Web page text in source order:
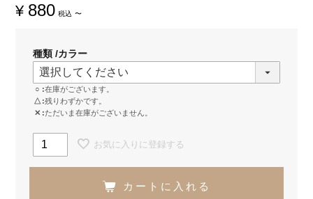
¥ 880 税込 〜
種類 カラー
○
在庫がございます。
△ 残りわずかです。
✕
ただいま在庫がございません。
お気に入りに登録する
カートに入れる